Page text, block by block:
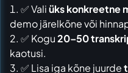
✅ Valiüks konkreetne
demo järelkõne või
✅ Kogu20–50
kaotusi.
✅ Lisa iga kõne juurde